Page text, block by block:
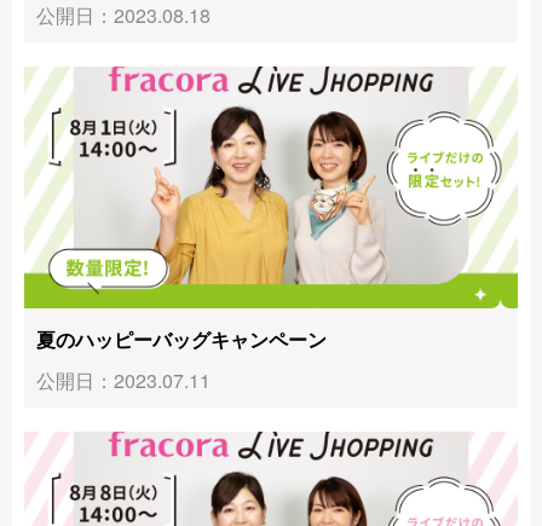
公開日：2023.08.18
夏のハッピーバッグキャンペーン
公開日：2023.07.11